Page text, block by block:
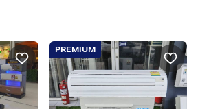
PREMIUM